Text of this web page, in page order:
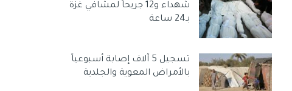
شهداء و12 جريحاً لمشافي غزة
بـ24 ساعة
تسجيل 5 آلاف إصابة أسبوعياً
بالأمراض المعوية والجلدية